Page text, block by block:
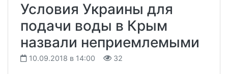
Условия Украины для
подачи воды в Крым
назвали неприемлемыми
10.09.2018 в 14:00 32